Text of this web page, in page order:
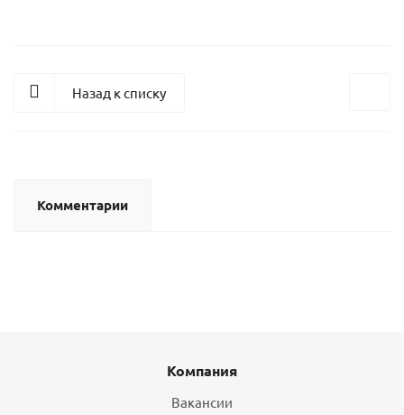
Назад к списку
Комментарии
Компания
Вакансии